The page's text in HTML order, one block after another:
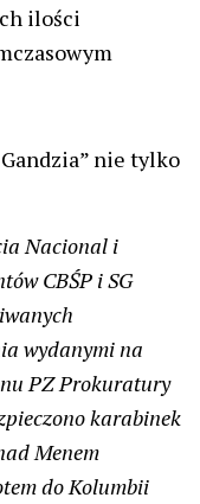
ilości
nie tylko
Nacional i
CBŚP i SG
wydanymi na
PZ Prokuratury
karabinek
Menem
do Kolumbii